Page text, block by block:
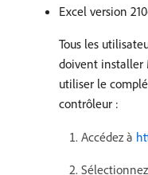
Excel version
Tous les
doivent installer
utiliser le
contrôleur :
Accédez à